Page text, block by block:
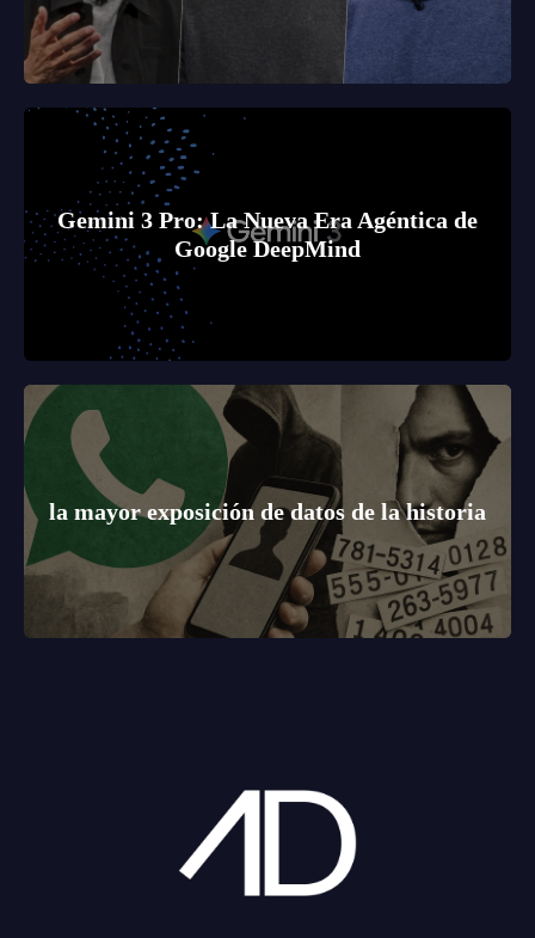
Gemini 3 Pro: La Nueva Era Agéntica de
Google DeepMind
la mayor exposición de datos de la historia